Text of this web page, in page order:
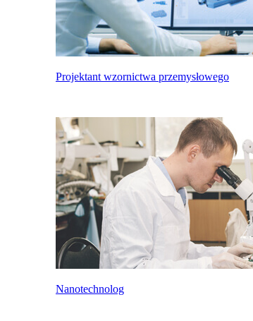
Projektant wzornictwa przemysłowego
Nanotechnolog